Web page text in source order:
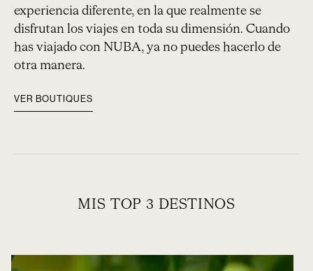
experiencia diferente, en la que realmente se
disfrutan los viajes en toda su dimensión. Cuando
has viajado con NUBA, ya no puedes hacerlo de
otra manera.
VER BOUTIQUES
MIS TOP 3 DESTINOS